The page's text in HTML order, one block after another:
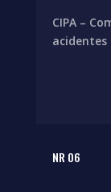
CIPA –
acidentes
NR 06